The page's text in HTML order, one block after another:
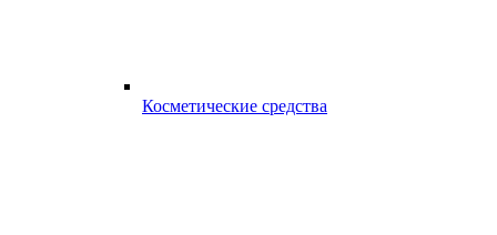
Косметические средства